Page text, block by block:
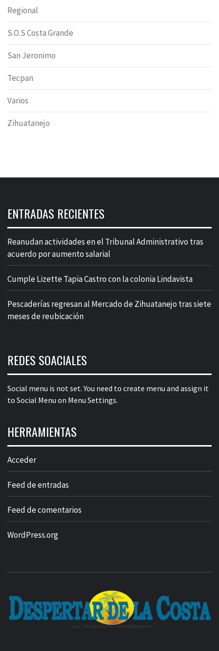
Regional
S.O.S Costa Grande
San Jeronimo
Tecpan
Varios
Zihuatanejo
ENTRADAS RECIENTES
Reanudan actividades en el Tribunal Administrativo tras
acuerdo por aumento salarial
Cumple Lizette Tapia Castro con la colonia Lindavista
Pescaderías regresan al Mercado de Zihuatanejo tras siete
meses de reubicación
REDES SOACIALES
Social menu is not set. You need to create menu and assign it
to Social Menu on Menu Settings.
HERRAMIENTAS
Acceder
Feed de entradas
Feed de comentarios
WordPress.org